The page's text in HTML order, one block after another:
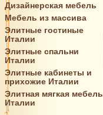
Дизайнерская мебель
Мебель из массива
Элитные гостиные
Италии
Элитные спальни
Италии
Элитные кабинеты и
прихожие Италии
Элитная мягкая мебель
Италии